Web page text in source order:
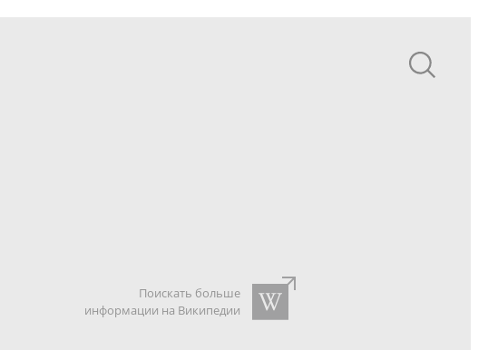
Поискать больше
информации на Википедии